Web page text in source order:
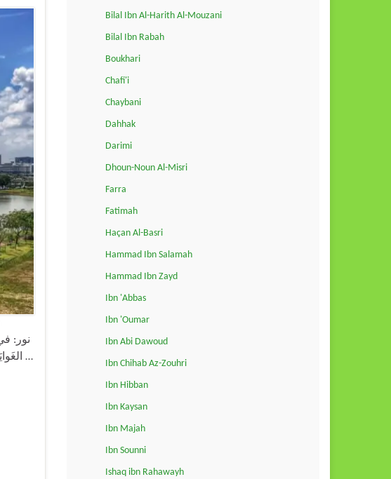
الغَوايَةِ، وقيل: هو الظاهر الذي به كل ظهور، والظاهر في نفسه المُظْهِر لغيره يسمى نوراً. قال أَبومنصور: والنُّور …
Bilal Ibn Al-Harith Al-Mouzani
Bilal Ibn Rabah
Boukhari
Chafi'i
Chaybani
Dahhak
Darimi
Dhoun-Noun Al-Misri
Farra
Fatimah
Haçan Al-Basri
Hammad Ibn Salamah
Hammad Ibn Zayd
Ibn 'Abbas
Ibn 'Oumar
Ibn Abi Dawoud
Ibn Chihab Az-Zouhri
Ibn Hibban
Ibn Kaysan
Ibn Majah
Ibn Sounni
Ishaq ibn Rahawayh